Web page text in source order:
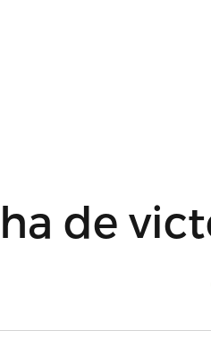
de